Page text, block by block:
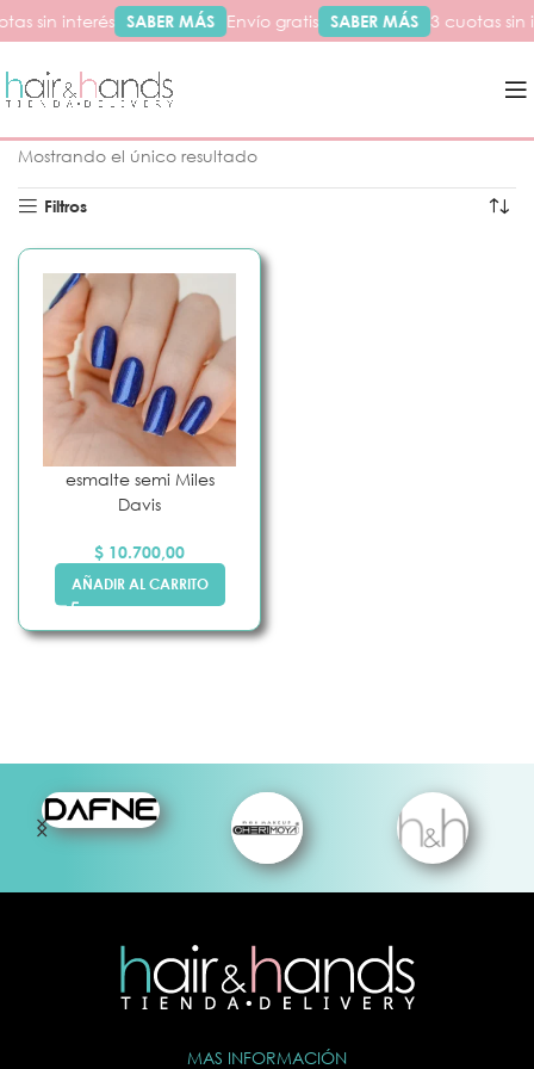
sin interés SABER MÁS Envío gratis SABER MÁS 3 cuotas sin
Mostrando el único resultado
Filtros
esmalte semi Miles
Davis
$ 10.700,00
AÑADIR AL CARRITO
MAS INFORMACIÓN